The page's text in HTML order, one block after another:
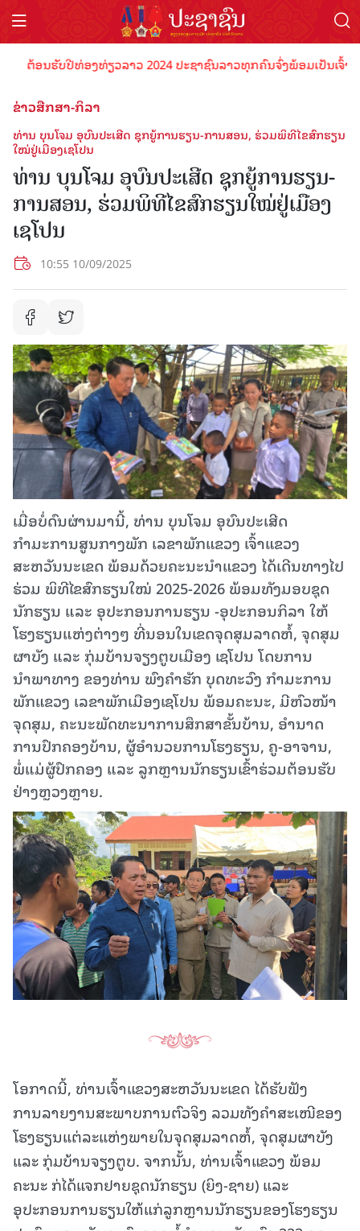
ຕ້ອນຮັບປີທ່ອງທ່ຽວລາວ 2024 ປະຊາຊົນລາວທຸກຄົນຈົ່ງພ້ອມເປັນເຈົ້າພ
ຂ່າວສືກສາ-ກິລາ
ທ່ານ ບຸນໂຈມ ອຸບົນປະເສີດ ຊຸກຍູ້ການຮຽນ-ການສອນ, ຮ່ວມພິທີໄຂສົກຮຽນ
ໃໝ່ຢູ່ເມືອງເຊໂປນ
ທ່ານ ບຸນໂຈມ ອຸບົນປະເສີດ ຊຸກຍູ້ການຮຽນ-
ການສອນ, ຮ່ວມພິທີໄຂສົກຮຽນໃໝ່ຢູ່ເມືອງ
ເຊໂປນ
10:55 10/09/2025
ເມື່ອບໍ່ດົນຜ່ານມານີ້, ທ່ານ ບຸນໂຈມ ອຸບົນປະເສີດ
ກຳມະການສູນກາງພັກ ເລຂາພັກແຂວງ ເຈົ້າແຂວງ
ສະຫວັນນະເຂດ ພ້ອມດ້ວຍຄະນະນຳແຂວງ ໄດ້ເດີນທາງໄປ
ຮ່ວມ ພິທີໄຂສົກຮຽນໃໝ່ 2025-2026 ພ້ອມທັງມອບຊຸດ
ນັກຮຽນ ແລະ ອຸປະກອນການຮຽນ -ອຸປະກອນກິລາ ໃຫ້
ໂຮງຮຽນແຫ່ງຕ່າງໆ ທີ່ນອນໃນເຂດຈຸດສຸມລາດຫໍ້, ຈຸດສຸມ
ຜາບັງ ແລະ ກຸ່ມບ້ານຈຽງຕູບເມືອງ ເຊໂປນ ໂດຍການ
ນຳພາທາງ ຂອງທ່ານ ພົງຄຳຮັກ ບຸດທະວົງ ກຳມະການ
ພັກແຂວງ ເລຂາພັກເມືອງເຊໂປນ ພ້ອມຄະນະ, ມີຫົວໜ້າ
ຈຸດສຸມ, ຄະນະພັດທະນາການສຶກສາຂັ້ນບ້ານ, ອຳນາດ
ການປົກຄອງບ້ານ, ຜູ້ອຳນວຍການໂຮງຮຽນ, ຄູ-ອາຈານ,
ພໍ່ແມ່ຜູ້ປົກຄອງ ແລະ ລູກຫຼານນັກຮຽນເຂົ້າຮ່ວມຕ້ອນຮັບ
ຢ່າງຫຼວງຫຼາຍ.
ໂອກາດນີ້, ທ່ານເຈົ້າແຂວງສະຫວັນນະເຂດ ໄດ້ຮັບຟັງ
ການລາຍງານສະພາບການຕົວຈິງ ລວມທັງຄຳສະເໜີຂອງ
ໂຮງຮຽນແຕ່ລະແຫ່ງພາຍໃນຈຸດສຸມລາດຫໍ້, ຈຸດສຸມຜາບັງ
ແລະ ກຸ່ມບ້ານຈຽງຕູບ. ຈາກນັ້ນ, ທ່ານເຈົ້າແຂວງ ພ້ອມ
ຄະນະ ກ່ໄດ້ແຈກຢາຍຊຸດນັກຮຽນ (ຍິງ-ຊາຍ) ແລະ
ອຸປະກອນການຮຽນໃຫ້ແກ່ລູກຫຼານນັກຮຽນຂອງໂຮງຮຽນ